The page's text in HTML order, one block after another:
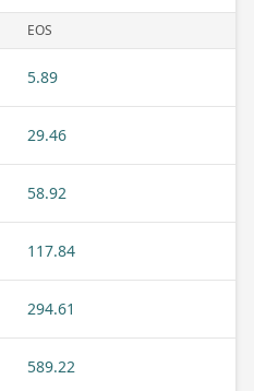
EOS
5.89
29.46
58.92
117.84
294.61
589.22